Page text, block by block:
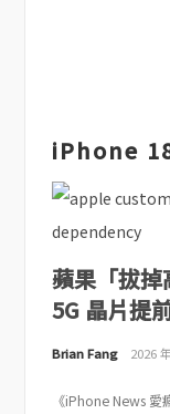
iPhone
蘋果「拔
5G 晶片提
Brian Fang 2026
《iPhone News